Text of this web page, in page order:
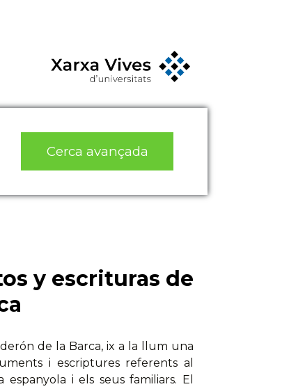
Cerca avançada
y escrituras de
de la Barca, ix a la llum una
i escriptures referents al
i els seus familiars. El